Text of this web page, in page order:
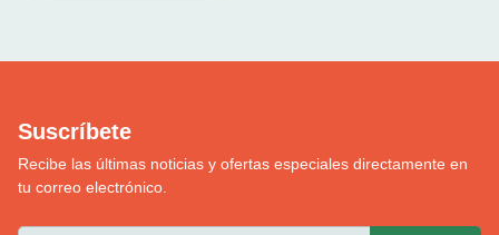
Suscríbete
Recibe las últimas noticias y ofertas especiales directamente en
tu correo electrónico.